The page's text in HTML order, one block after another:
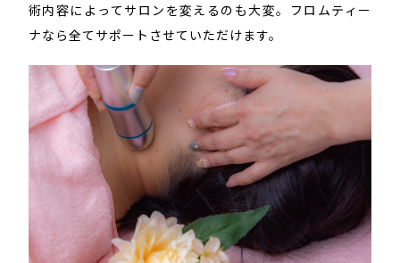
術内容によってサロンを変えるのも大変。フロムティー
ナなら全てサポートさせていただけます。